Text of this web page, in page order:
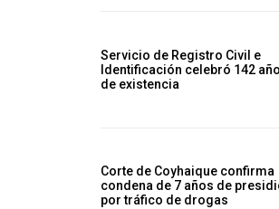
Servicio de Registro Civil e
Identificación celebró 142
de existencia
Corte de Coyhaique confirma
condena de 7 años de
por tráfico de drogas